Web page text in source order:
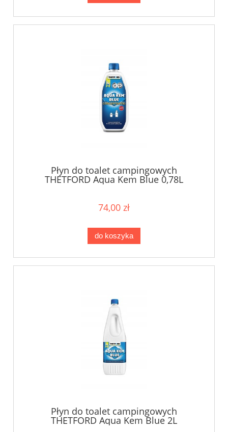
Płyn do toalet campingowych
THETFORD Aqua Kem Blue 0,78L
74,00 zł
do koszyka
Płyn do toalet campingowych
THETFORD Aqua Kem Blue 2L